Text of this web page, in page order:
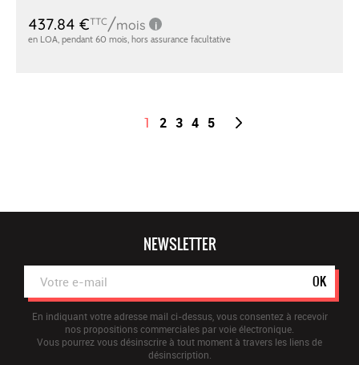
1 2 3 4 5
NEWSLETTER
OK
En indiquant votre adresse mail ci-dessus, vous consentez à recevoir
nos propositions commerciales par voie électronique.
Vous pourrez vous désinscrire à tout moment à travers les liens de
désinscription.